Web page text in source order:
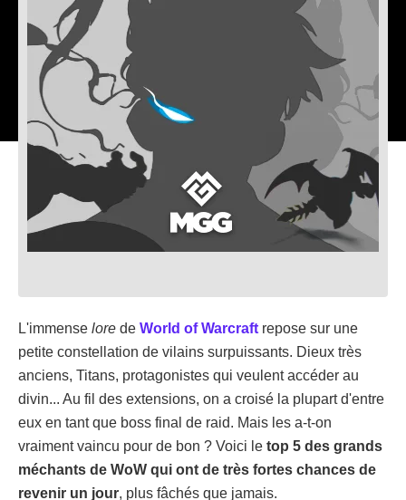
L'immense lore de World of Warcraft repose sur une
petite constellation de vilains surpuissants. Dieux très
anciens, Titans, protagonistes qui veulent accéder au
divin... Au fil des extensions, on a croisé la plupart d'entre
eux en tant que boss final de raid. Mais les a-t-on
vraiment vaincu pour de bon ? Voici le top 5 des grands
méchants de WoW qui ont de très fortes chances de
revenir un jour, plus fâchés que jamais.